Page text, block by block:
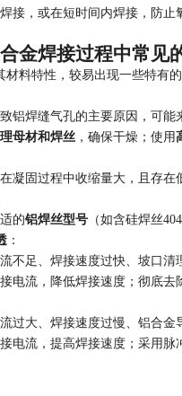
接，或在短时间内焊接，防止
金焊接过程中常见
材料特性，较易出现一些特有
致铝焊缝气孔的主要原因，可
母材和焊丝 ，确保干燥；使用
在凝固过程中收缩量大，且存
的铝焊丝型号 （如含硅焊丝
：
流不足、焊接速度过快、坡口清
接电流，降低焊接速度；彻底
流过大、焊接速度过慢、铝合
接电流，提高焊接速度；采用脉